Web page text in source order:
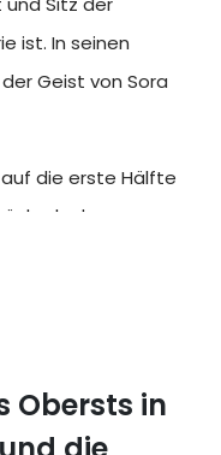
ist. In seinen
Geist von Sora
die erste Hälfte
als der
und die Adelige
San Secondo
verliebte sich bald in
Um nicht
Obersts in